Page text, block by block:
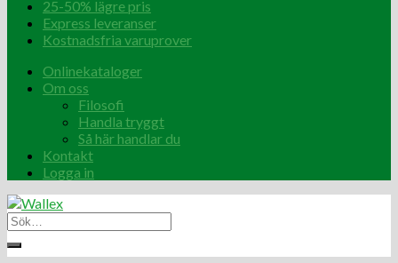
25-50% lägre pris
Express leveranser
Kostnadsfria varuprover
Onlinekataloger
Om oss
Filosofi
Handla tryggt
Så här handlar du
Kontakt
Logga in